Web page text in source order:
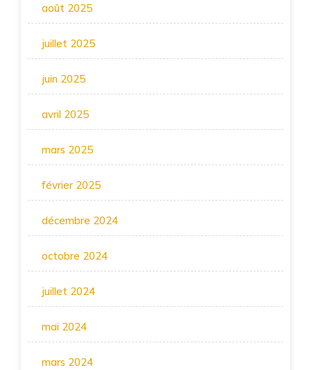
août 2025
juillet 2025
juin 2025
avril 2025
mars 2025
février 2025
décembre 2024
octobre 2024
juillet 2024
mai 2024
mars 2024